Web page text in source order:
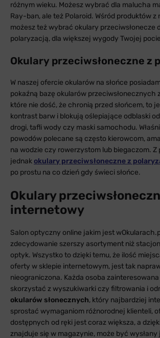
różnym wieku. Możesz wybrać dla malucha
Ray-ban, ale też Polaroid. Wśród produktów z
możesz też wybrać okulary przeciwsłonecze
polaryzacją, dla większej wygody Twojej
Okulary przeciwsłoneczne z
W naszej ofercie okularów na słońce
pokaźną bazę okularów przeciwsłonecznych
które nie dość, że chronią przed słońcem, to
kontrast barw i blokują oślepiające odblaski
drogi, tafli wody czy maski samochodu.
powodów polecane są często kierowcom,
na wodzie czy rowerzystom lub biegaczom. Z
jednakokulary przeciwsłoneczne z
po prostu na co dzień gdy świeci słońce.
Okulary
internetowy
Salon optyczny online jakim jest
zdecydowanie szerszy asortyment niż
optyk. Wszystko to dzięki temu, że ilość
oferty w sklepie internetowym, jest tak
nieograniczona. Każda osoba
skorzystać z wyszukiwarki czy filtrowania i
okularów słonecznych, który najbardziej
sprostać wymaganiom różnorodnej klienteli,
dostępnych od ręki jest coraz większa, a
znajduje się w magazynie, może być wysłany